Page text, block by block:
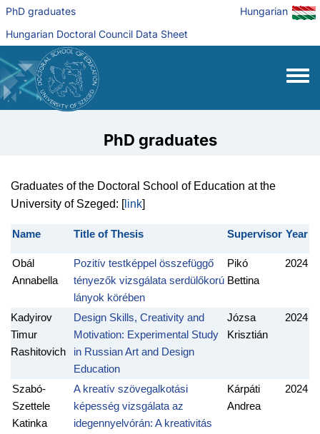
Skip to main content
PhD graduates
Hungarian Doctoral Council Data Sheet
Hungarian
PhD graduates
Graduates of the Doctoral School of Education at the
University of Szeged: [link]
Name Title of Thesis Supervisor Year
Obál
Annabella
Pozitív testképpel összefüggő
tényezők vizsgálata serdülőkorú
lányok körében
Pikó
Bettina
2024
Kadyirov
Timur
Rashitovich
Design Skills, Creativity and
Motivation: Experimental Study
in Russian Art and Design
Education
Józsa
Krisztián
2024
Szabó-
Szettele
Katinka
A kreatív szövegalkotási
képesség vizsgálata az
idegennyelvórán: A kreativitás
Kárpáti
Andrea
2024